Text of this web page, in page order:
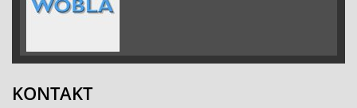
KONTAKT